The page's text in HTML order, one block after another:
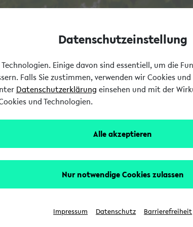
Datenschutzeinstellung
Einige davon sind essentiell, um die
Falls Sie zustimmen, verwenden wir Cookies
Datenschutzerklärung einsehen und mit der
und Technologien.
Alle akzeptieren
Nur notwendige Cookies zulassen
Impressum Datenschutz Barrierefreiheit